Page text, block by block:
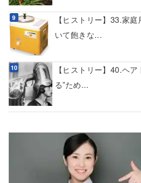
【ヒストリー】33.家
いて飽きな...
【ヒストリー】40.ヘ
る”ため...